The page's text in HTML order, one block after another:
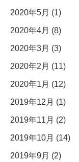
2020年5月 (1)
2020年4月 (8)
2020年3月 (3)
2020年2月 (11)
2020年1月 (12)
2019年12月 (1)
2019年11月 (2)
2019年10月 (14)
2019年9月 (2)